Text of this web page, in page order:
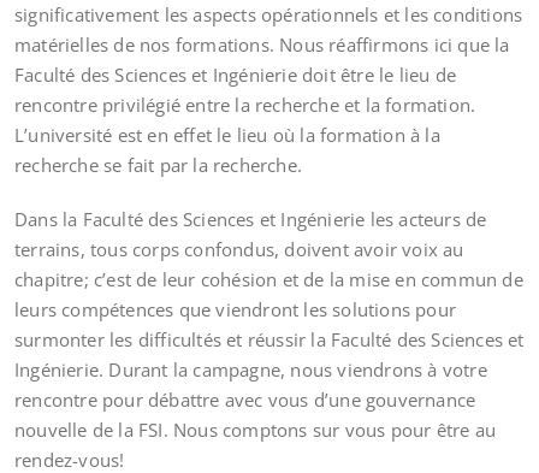
significativement les aspects opérationnels et les conditions
matérielles de nos formations. Nous réaffirmons ici que la
Faculté des Sciences et Ingénierie doit être le lieu de
rencontre privilégié entre la recherche et la formation.
L’université est en effet le lieu où la formation à la
recherche se fait par la recherche.
Dans la Faculté des Sciences et Ingénierie les acteurs de
terrains, tous corps confondus, doivent avoir voix au
chapitre; c’est de leur cohésion et de la mise en commun de
leurs compétences que viendront les solutions pour
surmonter les difficultés et réussir la Faculté des Sciences et
Ingénierie. Durant la campagne, nous viendrons à votre
rencontre pour débattre avec vous d’une gouvernance
nouvelle de la FSI. Nous comptons sur vous pour être au
rendez-vous!